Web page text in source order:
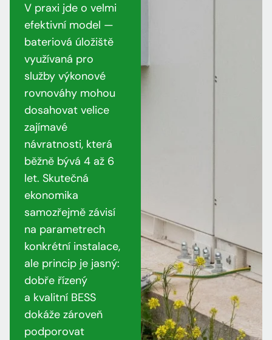
V praxi jde o velmi
efektivní model —
bateriová úložiště
využívaná pro
služby výkonové
rovnováhy mohou
dosahovat velice
zajímavé
návratnosti, která
běžně bývá 4 až 6
let. Skutečná
ekonomika
samozřejmě závisí
na parametrech
konkrétní instalace,
ale princip je jasný:
dobře řízený
a kvalitní BESS
dokáže zároveň
podporovat